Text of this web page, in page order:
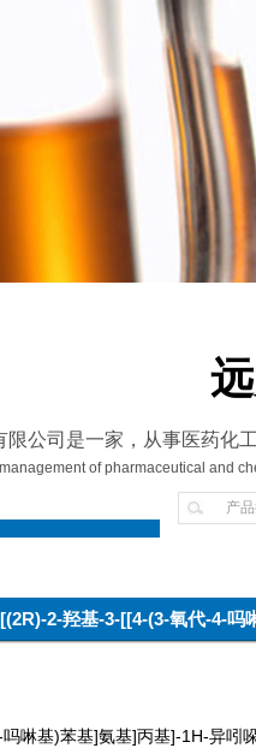
限公司是一家，从事医药化
of pharmaceutical and
2-羟基-3-[[4-(3-氧代-4-吗
啉基)苯基]氨基]丙基]-1H-异吲